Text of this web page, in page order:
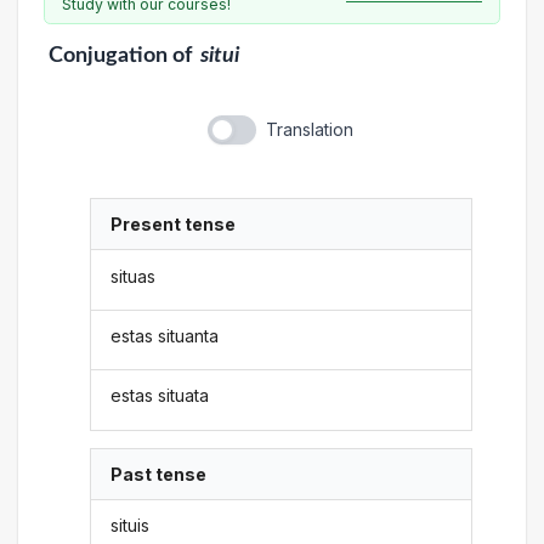
Study with our courses!
Conjugationof situi
Translation
Present tense
situas
estas situanta
estas situata
Past tense
situis